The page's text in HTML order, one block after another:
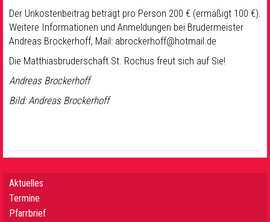
Der Unkostenbeitrag beträgt pro Person 200 € (ermäßigt 100 €).
Weitere Informationen und Anmeldungen bei Brudermeister
Andreas Brockerhoff, Mail: abrockerhoff@hotmail.de
Die Matthiasbruderschaft St. Rochus freut sich auf Sie!
Andreas Brockerhoff
Bild: Andreas Brockerhoff
Aktuelles
Termine
Pfarrbrief